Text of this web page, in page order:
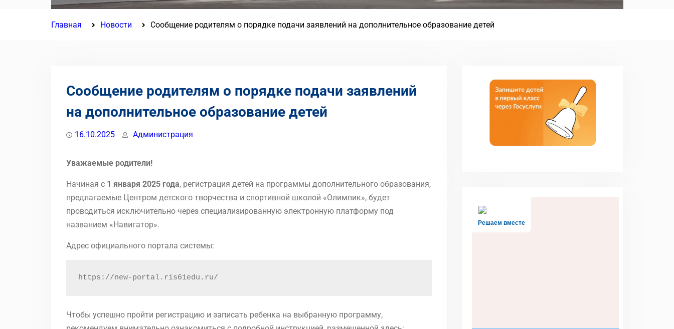
Главная Новости Сообщение родителям о порядке подачи заявлений на дополнительное образование детей
Сообщение родителям о порядке подачи заявлений
на дополнительное образование детей
16.10.2025 Администрация
Уважаемые родители!
Начиная с 1 января 2025 года, регистрация детей на программы дополнительного образования,
предлагаемые Центром детского творчества и спортивной школой «Олимпик», будет
проводиться исключительно через специализированную электронную платформу под
названием «Навигатор».
Адрес официального портала системы:
https://new-portal.ris61edu.ru/
Чтобы успешно пройти регистрацию и записать ребенка на выбранную программу,
Решаем вместе